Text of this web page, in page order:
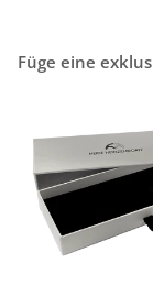
Füge eine